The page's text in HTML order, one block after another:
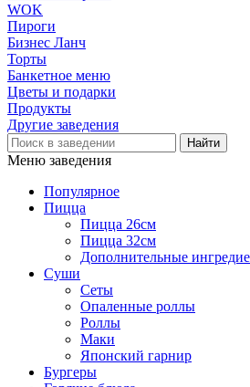
WOK
Пироги
Бизнес Ланч
Торты
Банкетное меню
Цветы и подарки
Продукты
Другие заведения
Меню заведения
Популярное
Пицца
Пицца 26см
Пицца 32см
Дополнительные
Суши
Сеты
Опаленные роллы
Роллы
Маки
Японский гарнир
Бургеры